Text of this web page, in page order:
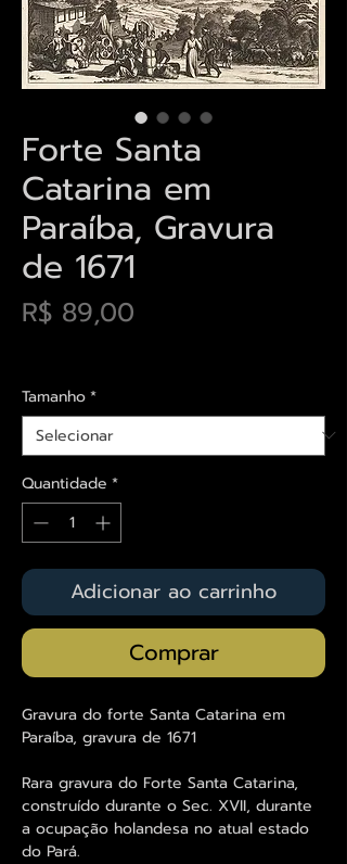
Forte Santa
Catarina em
Paraíba, Gravura
de 1671
R$ 89,00
Tamanho*
Quantidade *
Adicionar ao carrinho
Comprar
Gravura do forte Santa Catarina em
Paraíba, gravura de 1671
Rara gravura do Forte Santa Catarina,
construído durante o Sec. XVII, durante
a ocupação holandesa no atual estado
do Pará.